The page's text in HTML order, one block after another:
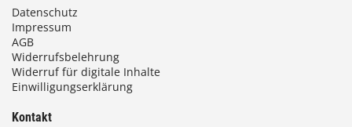
Datenschutz
Impressum
AGB
Widerrufsbelehrung
Widerruf für digitale Inhalte
Einwilligungserklärung
Kontakt